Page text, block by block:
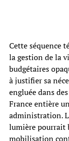
Cette séquence
la gestion de la
budgétaires
à justifier sa
engluée dans
France entière
administration.
lumière pourrait
mobilisation